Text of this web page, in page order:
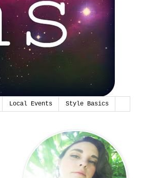
Local Events Style Basics